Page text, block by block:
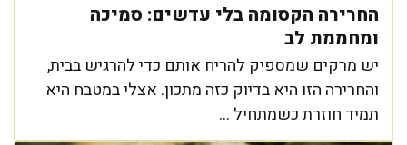
החרירה הקסומה בלי עדשים: סמיכה
ומחממת לב
יש מרקים שמספיק להריח אותם כדי להרגיש בבית,
והחרירה הזו היא בדיוק כזה מתכון. אצלי במטבח היא
תמיד חוזרת כשמתחיל ...